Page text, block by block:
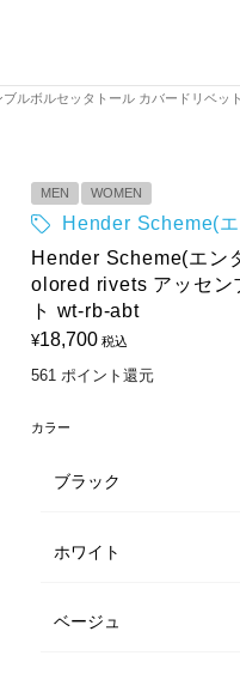
ルボルセッタトール カバードリベッ
MEN WOMEN
Hender Scheme(
Hender Scheme(エン
olored rivets アッセン
ト wt-rb-abt
¥18,700 税込
561 ポイント還元
カラー
ブラック
ホワイト
ベージュ